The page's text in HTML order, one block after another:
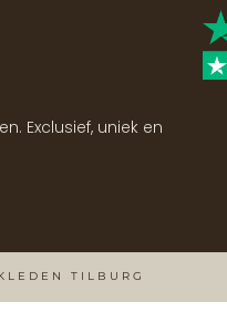
Exclusief, uniek en
TILBURG